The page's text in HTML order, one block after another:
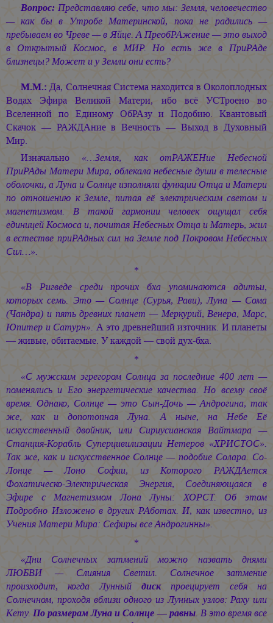
Вопрос: Представляю себе, что мы: Земля, человечество
— как бы в Утробе Материнской, пока не радились —
пребываем во Чреве — в Яйце. А ПреобРАжение — это выход
в Открытый Космос, в МИР. Но есть же в ПриРАде
близнецы? Может и у Земли они есть?
М.М.: Да, Солнечная Система находится в Околоплодных
Водах Эфира Великой Матери, ибо всё УСТроено во
Вселенной по Единому ОбРАзу и Подобию. Квантовый
Скачок — РАЖДАние в Вечность — Выход в Духовный
Мир.
Изначально «…Земля, как отРАЖЕНие Небесной
ПриРАды Матери Мира, облекала небесные души в телесные
оболочки, а Луна и Солнце изполняли функции Отца и Матери
по отношению к Земле, питая её электрическим светом и
магнетизмом. В такой гармонии человек ощущал себя
единицей Космоса и, почитая Небесных Отца и Матерь, жил
в естестве приРАдных сил на Земле под Покровом Небесных
Сил…».
*
«В Ригведе среди прочих бха упоминаются адитьи,
которых семь. Это — Солнце (Сурья, Рави), Луна — Сома
(Чандра) и пять древних планет — Меркурий, Венера, Марс,
Юпитер и Сатурн». А это древнейший източник. И планеты
— живые, обитаемые. У каждой — свой дух-бха.
*
«С мужским эгрегором Солнца за последние 400 лет —
поменялись и Его энергетические качества. Но всему своё
время. Однако, Солнце — это Сын-Дочь — Андрогина, так
же, как и допотопная Луна. А ныне, на Небе Её
искусственный двойник, или Сириусианская Вайтмара —
Станция-Корабль Суперцивилизации Нетеров «ХРИСТОС».
Так же, как и искусственное Солнце — подобие Солара. Со-
Лонце — Лоно Софии, из Которого РАЖДАется
Фохатическо-Электрическая Энергия, Соединяющаяся в
Эфире с Магнетизмом Лона Луны: ХОРСТ. Об этом
Подробно Изложено в других РАботах. И, как известно, из
Учения Матери Мира: Сефиры все Андрогинны».
*
«Дни Солнечных затмений можно назвать днями
ЛЮБВИ — Слияния Светил. Солнечное затмение
произходит, когда Лунный дискпроецирует себя на
Солнечном, проходя вблизи одного из Лунных узлов: Раху или
Кету.По размерам Луна и Солнце — равны. В это время все